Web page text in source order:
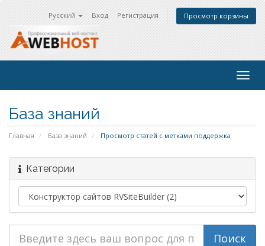
Русский Вход Регистрация Просмотр корзины
База знаний
Главная База знаний Просмотр статей с метками поддержка
Категории